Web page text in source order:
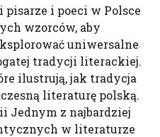
pisarze i poeci w Polsce
wzorców, aby
uniwersalne
tradycji literackiej.
ilustrują, jak tradycja
literaturę polską.
Jednym z najbardziej
w literaturze